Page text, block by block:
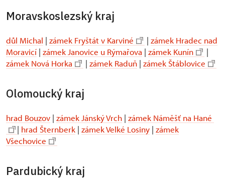
Moravskoslezský kraj
důl Michal | zámek Fryštát v Karviné | zámek Hradec nad
Moravicí | zámek Janovice u Rýmařova | zámek Kunín
|
zámek Nová Horka
| zámek Raduň | zámek Štáblovice
Olomoucký kraj
hrad Bouzov | zámek Jánský Vrch | zámek Náměšť na Hané
| hrad Šternberk | zámek Velké Losiny | zámek
Všechovice
Pardubický kraj